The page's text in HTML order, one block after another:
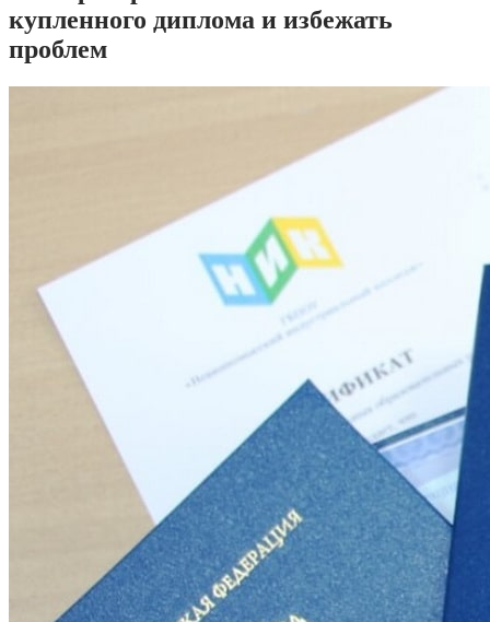
купленного диплома и избежать
проблем